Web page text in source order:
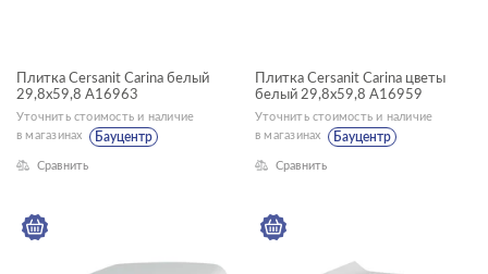
Плитка Cersanit Carina белый
29,8x59,8 A16963
Уточнить стоимость и наличие
в магазинах
Бауцентр
Сравнить
Плитка Cersanit Carina цветы
белый 29,8x59,8 A16959
Уточнить стоимость и наличие
в магазинах
Бауцентр
Сравнить